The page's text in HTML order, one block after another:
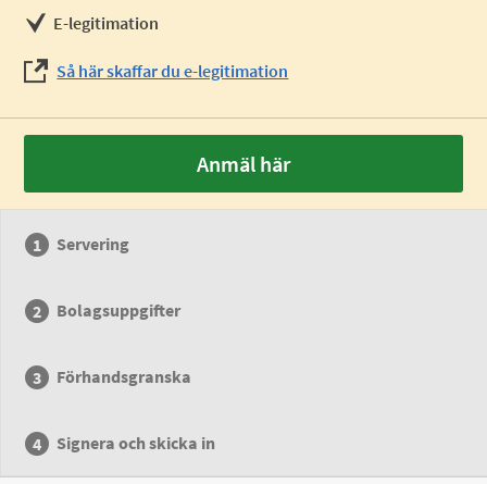
E-legitimation
Så här skaffar du e-legitimation
Anmäl här
Servering
Bolagsuppgifter
Förhandsgranska
Signera och skicka in